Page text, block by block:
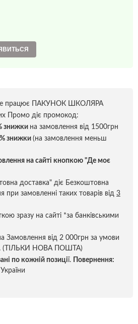
працює ПАКУНОК ШКОЛЯРА
Промо діє промокод:
знижки на замовлення від 1500грн
знижки (на замовлення меньш
на сайті кнопкою "Де моє
доставка" діє Безкоштовна
при замовленні таких товарів від 3
зразу на сайті *за банківськими
Замовлення від 2 000грн за умови
(ТІЛЬКИ НОВА ПОШТА)
по кожній позиції.
Повернення: